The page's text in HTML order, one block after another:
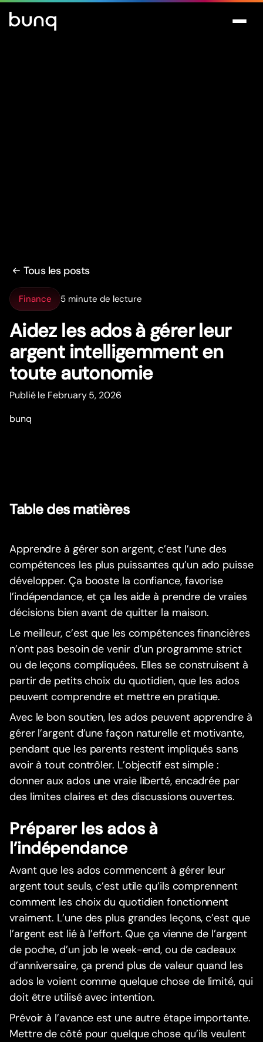
Tous les posts
Finance 5 minute de lecture
Aidez les ados à gérer leur
argent intelligemment en
toute autonomie
Publié le February 5, 2026
bunq
Table des matières
Apprendre à gérer son argent, c’est l’une des
compétences les plus puissantes qu’un ado puisse
développer. Ça booste la confiance, favorise
l’indépendance, et ça les aide à prendre de vraies
décisions bien avant de quitter la maison.
Le meilleur, c’est que les compétences financières
n’ont pas besoin de venir d’un programme strict
ou de leçons compliquées. Elles se construisent à
partir de petits choix du quotidien, que les ados
peuvent comprendre et mettre en pratique.
Avec le bon soutien, les ados peuvent apprendre à
gérer l’argent d’une façon naturelle et motivante,
pendant que les parents restent impliqués sans
avoir à tout contrôler. L’objectif est simple :
donner aux ados une vraie liberté, encadrée par
des limites claires et des discussions ouvertes.
Préparer les ados à
l’indépendance
Avant que les ados commencent à gérer leur
argent tout seuls, c’est utile qu’ils comprennent
comment les choix du quotidien fonctionnent
vraiment. L’une des plus grandes leçons, c’est que
l’argent est lié à l’effort. Que ça vienne de l’argent
de poche, d’un job le week-end, ou de cadeaux
d’anniversaire, ça prend plus de valeur quand les
ados le voient comme quelque chose de limité, qui
doit être utilisé avec intention.
Prévoir à l’avance est une autre étape importante.
Mettre de côté pour quelque chose qu’ils veulent